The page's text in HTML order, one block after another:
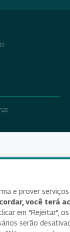
e prover serviços
você terá
em "Rejeitar", os
serão